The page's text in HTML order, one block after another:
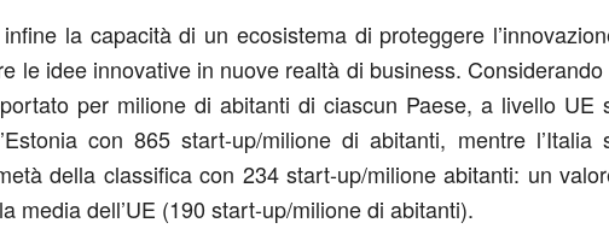
infine la capacità di un ecosistema di proteggere
le idee innovative in nuove realtà di business. Considerando
per milione di abitanti di ciascun Paese, a livello UE
con 865 start-up/milione di abitanti, mentre l’Italia
della classifica con 234 start-up/milione abitanti: un
media dell’UE (190 start-up/milione di abitanti).